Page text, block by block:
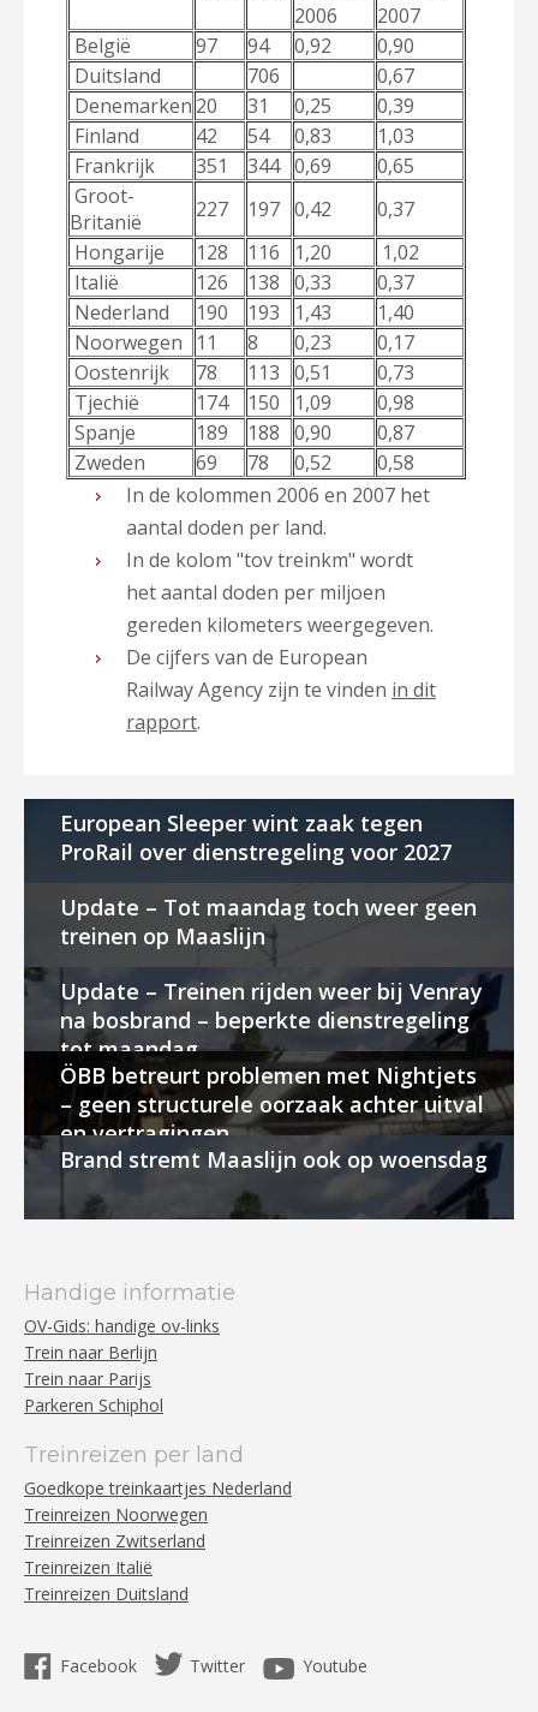
2006
2007
België
97 94 0,92
0,90
Duitsland
706
0,67
Denemarken 20 31 0,25
0,39
Finland
42 54 0,83
1,03
Frankrijk
351 344 0,69
0,65
Groot-
Britanië
227 197 0,42
0,37
Hongarije
128 116 1,20
1,02
Italië
126 138 0,33
0,37
Nederland
190 193 1,43
1,40
Noorwegen
11 8 0,23
0,17
Oostenrijk
78 113 0,51
0,73
Tjechië
174 150 1,09
0,98
Spanje
189 188 0,90
0,87
Zweden
69 78 0,52
0,58
In de kolommen 2006 en 2007 het
aantal doden per land.
In de kolom "tov treinkm" wordt
het aantal doden per miljoen
gereden kilometers weergegeven.
De cijfers van de European
Railway Agency zijn te vinden in dit
rapport.
European Sleeper wint zaak tegen
ProRail over dienstregeling voor 2027
Update – Tot maandag toch weer geen
treinen op Maaslijn
Update – Treinen rijden weer bij Venray
na bosbrand – beperkte dienstregeling
tot maandag
ÖBB betreurt problemen met Nightjets
– geen structurele oorzaak achter uitval
en vertragingen
Brand stremt Maaslijn ook op woensdag
Handige informatie
OV-Gids: handige ov-links
Trein naar Berlijn
Trein naar Parijs
Parkeren Schiphol
Treinreizen per land
Goedkope treinkaartjes Nederland
Treinreizen Noorwegen
Treinreizen Zwitserland
Treinreizen Italië
Treinreizen Duitsland
Facebook Twitter Youtube